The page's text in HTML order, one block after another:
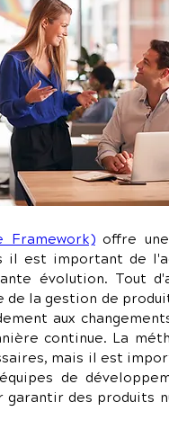
Framework) offre une
il est important de
évolution. Tout
la gestion de
aux
continue. La
mais il est
de
des produits